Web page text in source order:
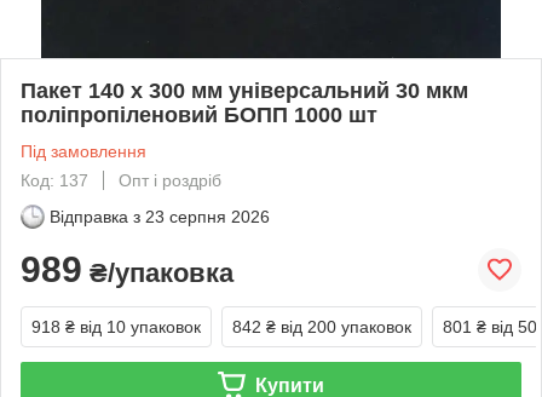
Пакет 140 x 300 мм універсальний 30 мкм
поліпропіленовий БОПП 1000 шт
Під замовлення
Код: 137
Опт і роздріб
Відправка з 23 серпня 2026
989 ₴/упаковка
918 ₴ від 10 упаковок 842 ₴ від 200 упаковок 801 ₴ від
Купити